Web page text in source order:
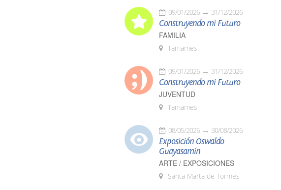
09/01/2026 31/12/2026
Construyendo mi Futuro
FAMILIA
Tamames
09/01/2026 31/12/2026
Construyendo mi Futuro
JUVENTUD
Tamames
08/05/2026 30/08/2026
Exposición Oswaldo
Guayasamín
ARTE / EXPOSICIONES
Santa Marta de Tormes